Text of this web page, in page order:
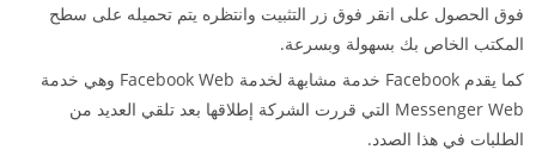
فوق الحصول على انقر فوق زر التثبيت وانتظره يتم تحميله على سطح
المكتب الخاص بك بسهولة وبسرعة.
كما يقدم Facebook خدمة مشابهة لخدمة Facebook Web وهي خدمة
Messenger Web التي قررت الشركة إطلاقها بعد تلقي العديد من
الطلبات في هذا الصدد.